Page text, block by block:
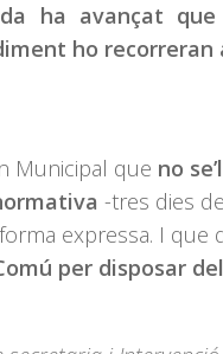
ha avançat
ho recorreran
Municipal que no
-tres dies
expressa. I que
per disposar